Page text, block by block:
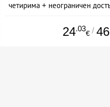
четирима + неограничен
Диана, София
24.03
€ / 46